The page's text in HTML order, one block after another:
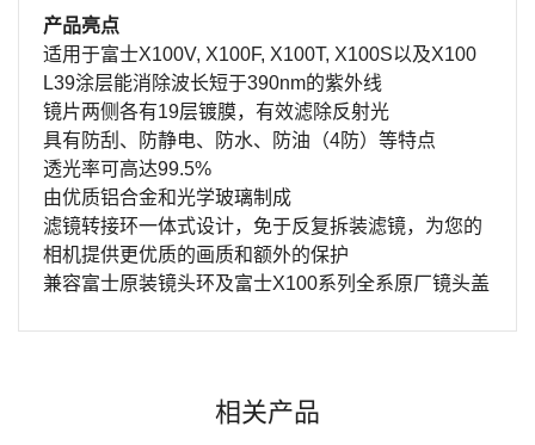
产品亮点
适用于富士X100V, X100F, X100T, X100S以及X100
L39涂层能消除波长短于390nm的紫外线
镜片两侧各有19层镀膜，有效滤除反射光
具有防刮、防静电、防水、防油（4防）等特点
透光率可高达99.5%
由优质铝合金和光学玻璃制成
滤镜转接环一体式设计，免于反复拆装滤镜，为您的
相机提供更优质的画质和额外的保护
兼容富士原装镜头环及富士X100系列全系原厂镜头盖
相关产品